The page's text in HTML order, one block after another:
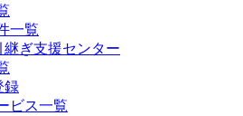
一覧
ぎ支援センター
録
ビス一覧